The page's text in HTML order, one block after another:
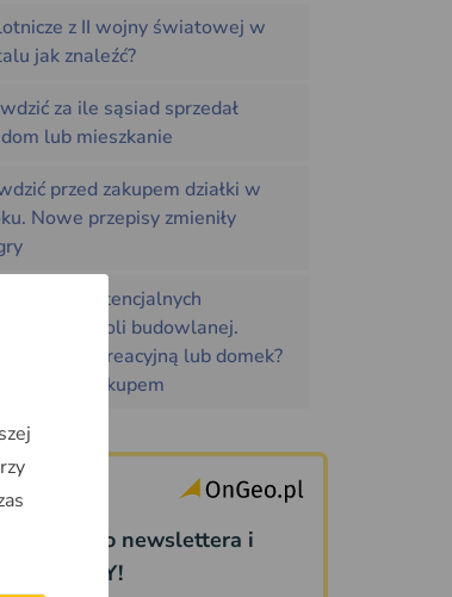
z II wojny światowej w
jak znaleźć?
za ile sąsiad sprzedał
lub mieszkanie
przed zakupem działki w
Nowe przepisy zmieniły
1000 potencjalnych
samowoli budowlanej.
działkę rekreacyjną lub domek?
to przed zakupem
do naszego newslettera i
PREZENTY!